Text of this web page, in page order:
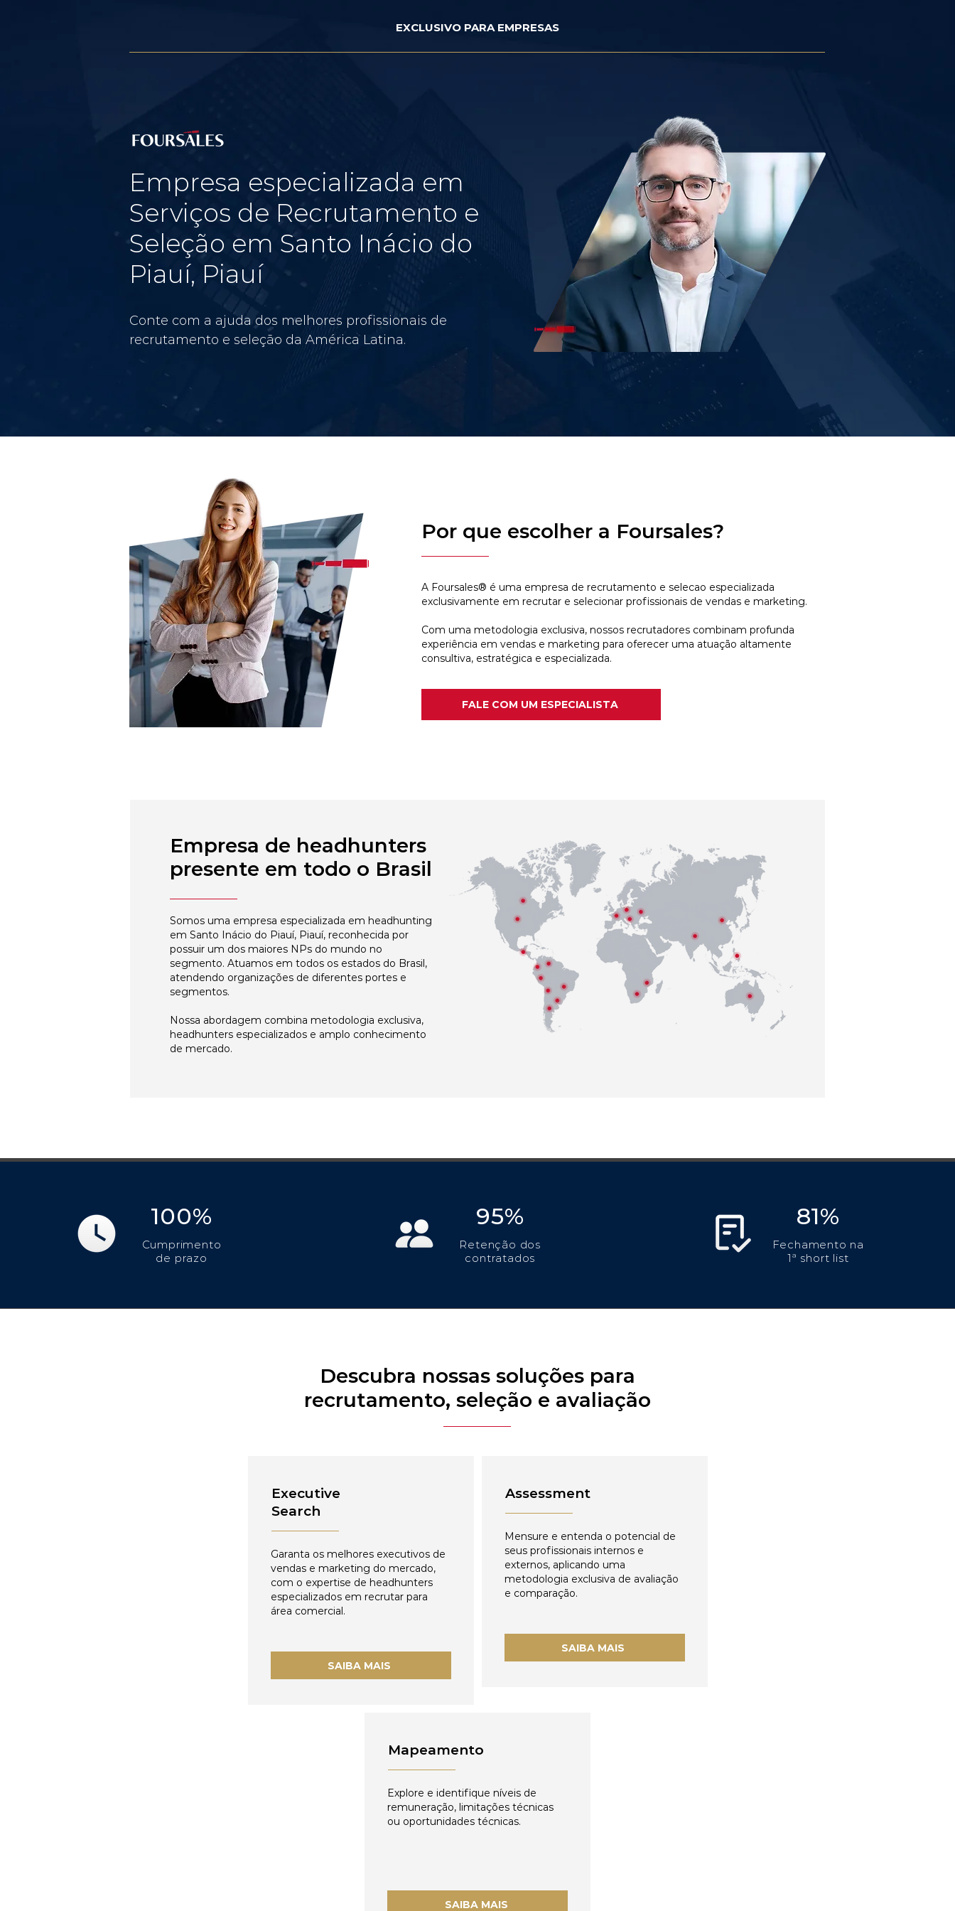
EXCLUSIVO PARA EMPRESAS
Empresa especializada em
Serviços de Recrutamento e
Seleção em Santo Inácio do
Piauí, Piauí
Conte com a ajuda dos melhores profissionais de
recrutamento e seleção da América Latina.
Por que escolher a Foursales?
A Foursales® é uma empresa de recrutamento e selecao especializada
exclusivamente em recrutar e selecionar profissionais de vendas e marketing.
Com uma metodologia exclusiva, nossos recrutadores combinam profunda
experiência em vendas e marketing para oferecer uma atuação altamente
consultiva, estratégica e especializada.
FALE COM UM ESPECIALISTA
Empresa de headhunters
presente em todo o Brasil
Somos uma empresa especializada em headhunting
em Santo Inácio do Piauí, Piauí, reconhecida por
possuir um dos maiores NPs do mundo no
segmento. Atuamos em todos os estados do Brasil,
atendendo organizações de diferentes portes e
segmentos.
Nossa abordagem combina metodologia exclusiva,
headhunters especializados e amplo conhecimento
de mercado.
100%
Cumprimento
de prazo
95%
Retenção dos
contratados
81%
Fechamento na
1ª short list
Descubra nossas soluções para
recrutamento, seleção e avaliação
Executive
Search
Garanta os melhores executivos de
vendas e marketing do mercado,
com o expertise de headhunters
especializados em recrutar para
área comercial.
SAIBA MAIS
Assessment
Mensure e entenda o potencial de
seus profissionais internos e
externos, aplicando uma
metodologia exclusiva de avaliação
e comparação.
SAIBA MAIS
Mapeamento
Explore e identifique níveis de
remuneração, limitações técnicas
ou oportunidades técnicas.
SAIBA MAIS